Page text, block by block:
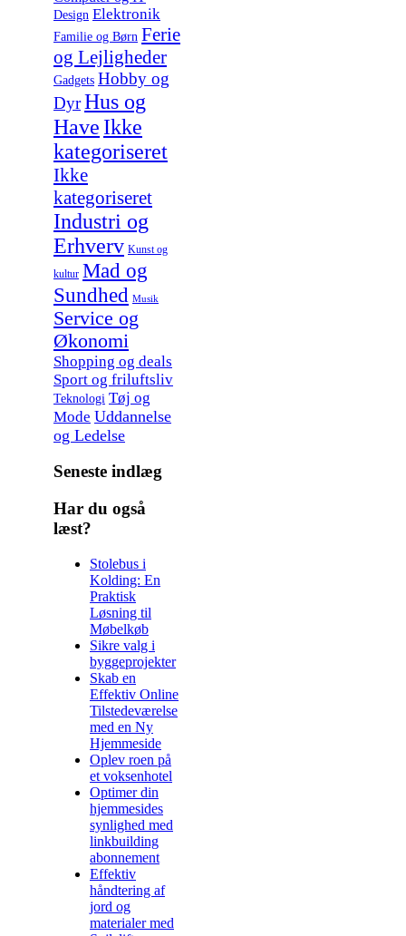
Design Elektronik
Familie og Børn Ferie
og Lejligheder
Gadgets Hobby og
DyrHus og
Have Ikke
kategoriseret
Ikke
kategoriseret
Industri og
Erhverv Kunst og
kultur Mad og
Sundhed Musik
Service og
Økonomi
Shopping og deals
Sport og friluftsliv
Teknologi Tøj og
Mode Uddannelse
og Ledelse
Seneste indlæg
Har du også
læst?
Stolebus i
Kolding: En
Praktisk
Løsning til
Møbelkøb
Sikre valg i
byggeprojekter
Skab en
Effektiv Online
Tilstedeværelse
med en Ny
Hjemmeside
Oplev roen på
et voksenhotel
Optimer din
hjemmesides
synlighed med
linkbuilding
abonnement
Effektiv
håndtering af
jord og
materialer med